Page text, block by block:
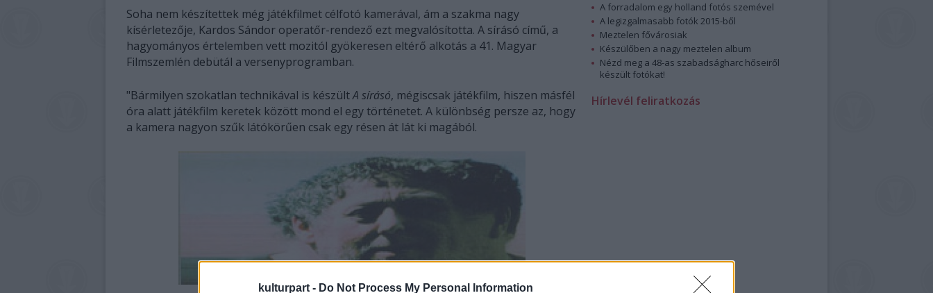
kulturpart - Do Not Process My Personal Information
Soha nem készítettek még játékfilmet célfotó kamerával, ám a szakma nagy
kísérletezője, Kardos Sándor operatőr-rendező ezt megvalósította. A sírásó című, a
hagyományos értelemben vett mozitól gyökeresen eltérő alkotás a 41. Magyar
Filmszemlén debütál a versenyprogramban.
"Bármilyen szokatlan technikával is készültA sírásó, mégiscsak játékfilm, hiszen másfél
óra alatt játékfilm keretek között mond el egy történetet. A különbség persze az, hogy
a kamera nagyon szűk látókörűen csak egy résen át lát ki magából.
A forradalom egy holland fotós szemével
A legizgalmasabb fotók 2015-ből
Meztelen fővárosiak
Készülőben a nagy meztelen album
Nézd meg a 48-as szabadságharc hőseiről
készült fotókat!
Hírlevél feliratkozás